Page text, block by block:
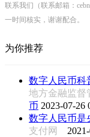
联系我们（联系邮箱：
一时间核实，谢谢配合。
为你推荐
数字人民币科
地方金融监
币 2023-07-26
数字人民币是
支付网